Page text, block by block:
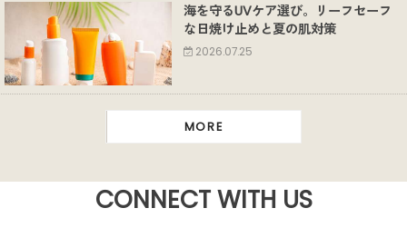
海を守るUVケア選び。リーフセーフ
な日焼け止めと夏の肌対策
2026.07.25
MORE
CONNECT WITH US